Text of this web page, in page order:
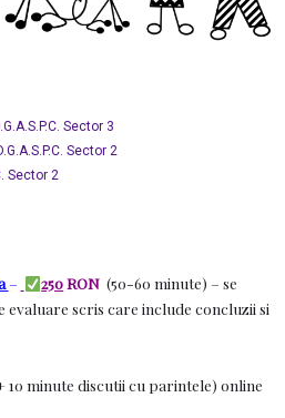
Sector 3
Sector 2
Sector 2
– 250RON (50-60 minute) – se
scris care include concluzii si
10 minute discutii cu parintele) online